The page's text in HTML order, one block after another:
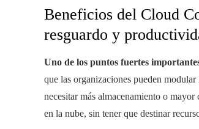
Beneficios del Cloud
resguardo y
Uno de los puntos fuertes
que las organizaciones pueden
necesitar más almacenamiento o
en la nube, sin tener que destinar